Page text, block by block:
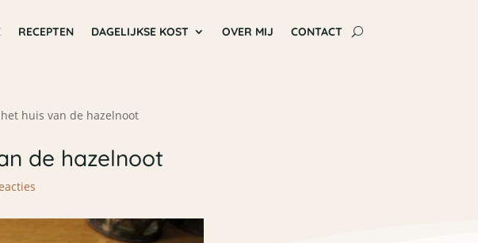
RECEPTEN DAGELIJKSE KOST OVER MIJ CONTACT
huis van de hazelnoot
de hazelnoot